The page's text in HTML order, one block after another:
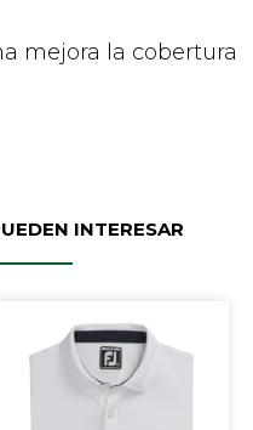
mejora la cobertura
INTERESAR